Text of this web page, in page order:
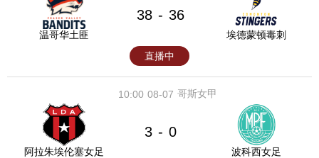
温哥华土匪
38 - 36
埃德蒙顿毒刺
直播中
08-07
10:00 哥斯女甲
阿拉朱埃伦塞女足
3 - 0
波科西女足